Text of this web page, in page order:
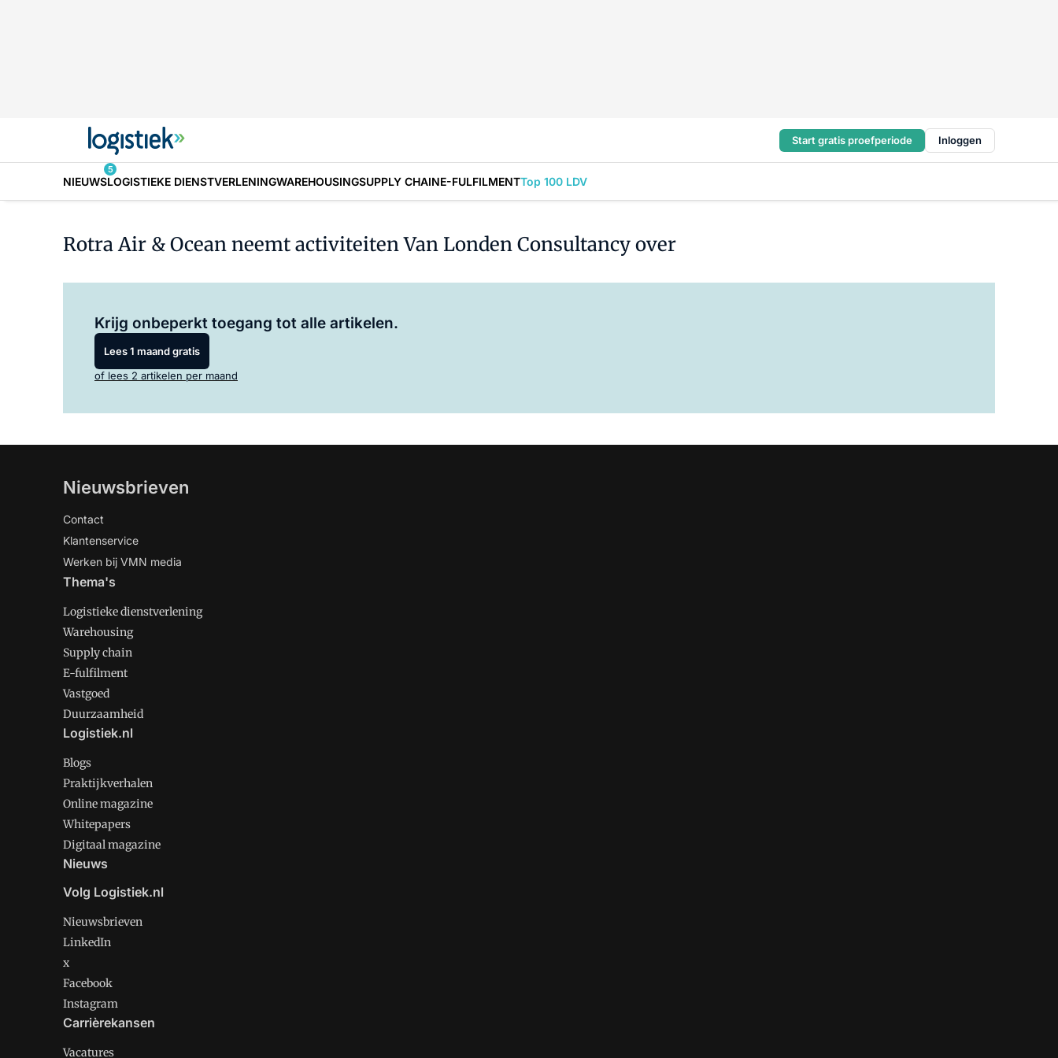
Start gratis proefperiode Inloggen
NIEUWS
5
LOGISTIEKE DIENSTVERLENINGWAREHOUSINGSUPPLY CHAINE-FULFILMENTTop 100 LDV
Rotra Air & Ocean neemt activiteiten Van Londen Consultancy over
Krijg onbeperkt toegang tot alle artikelen.
Lees 1 maand gratis
of lees 2 artikelen per maand
Nieuwsbrieven
Contact
Klantenservice
Werken bij VMN media
Thema's
Logistieke dienstverlening
Warehousing
Supply chain
E-fulfilment
Vastgoed
Duurzaamheid
Logistiek.nl
Blogs
Praktijkverhalen
Online magazine
Whitepapers
Digitaal magazine
Nieuws
Volg Logistiek.nl
Nieuwsbrieven
LinkedIn
x
Facebook
Instagram
Carrièrekansen
Vacatures